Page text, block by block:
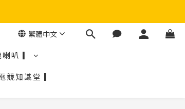
繁體中文
喇叭 ▎
競知識堂 ▎